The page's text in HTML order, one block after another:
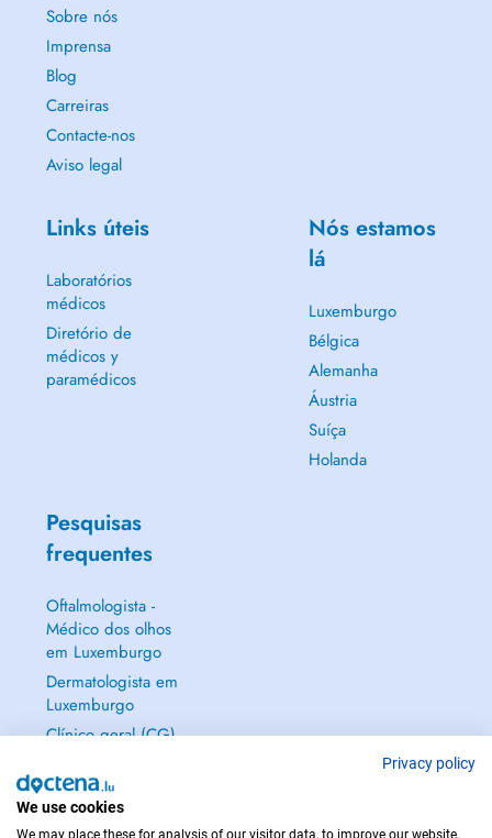
Sobre nós
Imprensa
Blog
Carreiras
Contacte-nos
Aviso legal
Links úteis
Laboratórios
médicos
Diretório de
médicos y
paramédicos
Nós estamos
lá
Luxemburgo
Bélgica
Alemanha
Áustria
Suíça
Holanda
Pesquisas
frequentes
Oftalmologista -
Médico dos olhos
em Luxemburgo
Dermatologista em
Luxemburgo
Clínico geral (CG)
Ginecologista em
Luxemburgo
Privacy policy
We use cookies
We may place these for analysis of our visitor data, to improve our website,